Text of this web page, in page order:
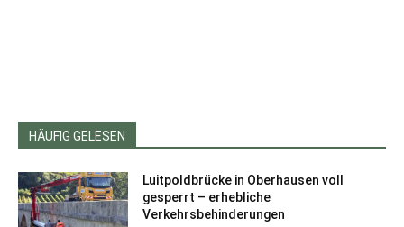
HÄUFIG GELESEN
Luitpoldbrücke in Oberhausen voll
gesperrt – erhebliche
Verkehrsbehinderungen